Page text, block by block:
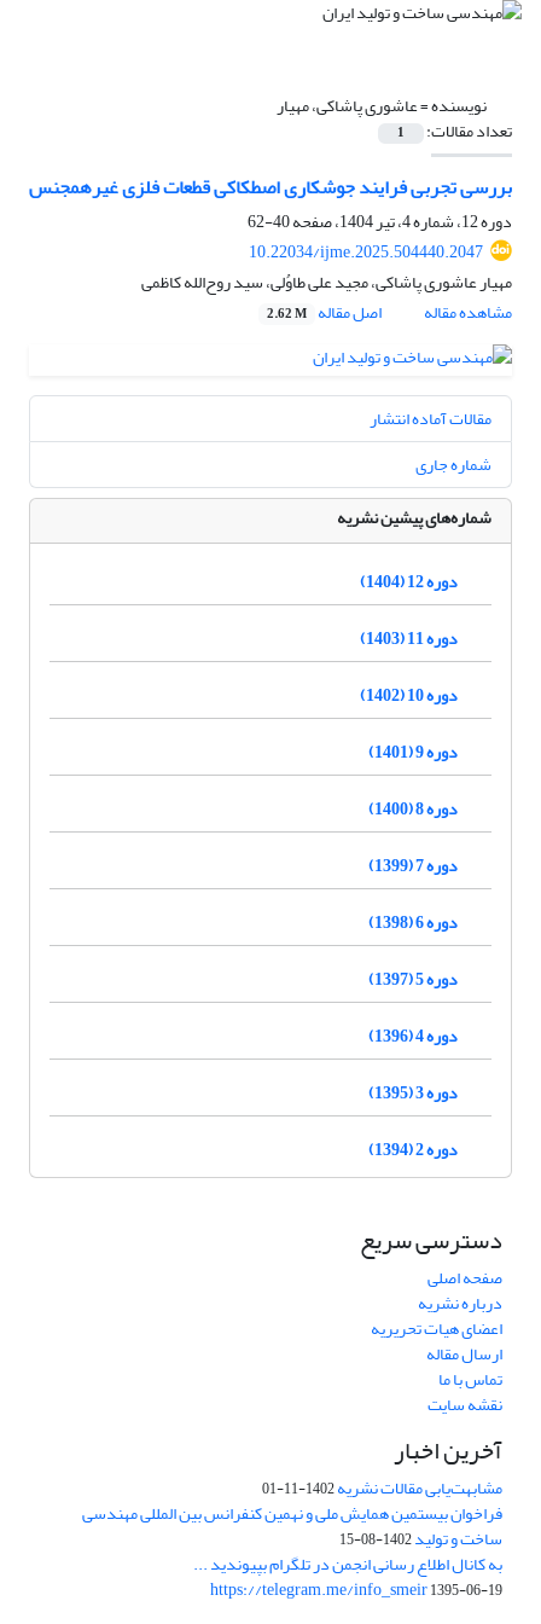
نویسنده =عاشوری پاشاکی، مهیار
تعداد مقالات: 1
بررسی تجربی فرایند جوشکاری اصطکاکی قطعات فلزی غیرهمجنس
دوره 12، شماره 4، تیر 1404، صفحه
40-62
10.22034/ijme.2025.504440.2047
مهیار عاشوری پاشاکی، مجید علی طاوُلی، سید روح‌الله کاظمی
مشاهده مقاله
اصل مقاله 2.62 M
مقالات آماده انتشار
شماره جاری
شماره‌های پیشین نشریه
دوره 12 (1404)
دوره 11 (1403)
دوره 10 (1402)
دوره 9 (1401)
دوره 8 (1400)
دوره 7 (1399)
دوره 6 (1398)
دوره 5 (1397)
دوره 4 (1396)
دوره 3 (1395)
دوره 2 (1394)
دسترسی سریع
صفحه اصلی
درباره نشریه
اعضای هیات تحریریه
ارسال مقاله
تماس با ما
نقشه سایت
آخرین اخبار
مشابهت‌یابی مقالات نشریه1402-11-01
فراخوان بیستمین همایش ملی و نهمین کنفرانس بین المللی مهندسی
ساخت و تولید1402-08-15
به کانال اطلاع رسانی انجمن در تلگرام بپیوندید ...
https://telegram.me/info_smeir1395-06-19